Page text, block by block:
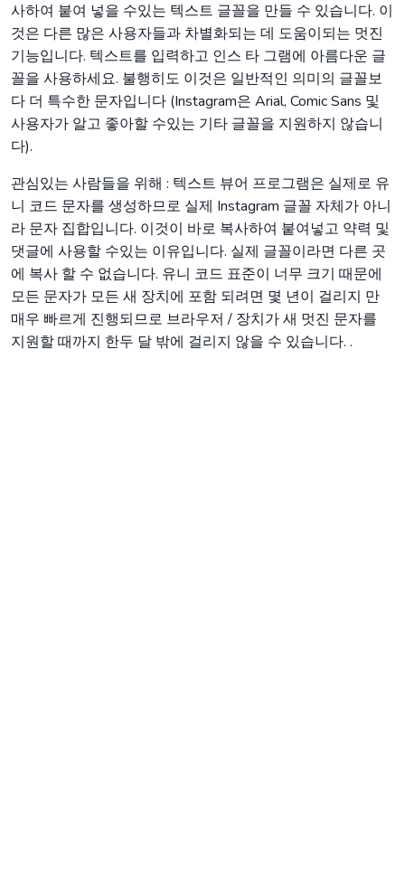
사하여 붙여 넣을 수있는 텍스트 글꼴을 만들 수 있습니다. 이
것은 다른 많은 사용자들과 차별화되는 데 도움이되는 멋진
기능입니다. 텍스트를 입력하고 인스 타 그램에 아름다운 글
꼴을 사용하세요. 불행히도 이것은 일반적인 의미의 글꼴보
다 더 특수한 문자입니다 (Instagram은 Arial, Comic Sans 및
사용자가 알고 좋아할 수있는 기타 글꼴을 지원하지 않습니
다).
관심있는 사람들을 위해 : 텍스트 뷰어 프로그램은 실제로 유
니 코드 문자를 생성하므로 실제 Instagram 글꼴 자체가 아니
라 문자 집합입니다. 이것이 바로 복사하여 붙여넣고 약력 및
댓글에 사용할 수있는 이유입니다. 실제 글꼴이라면 다른 곳
에 복사 할 수 없습니다. 유니 코드 표준이 너무 크기 때문에
모든 문자가 모든 새 장치에 포함 되려면 몇 년이 걸리지 만
매우 빠르게 진행되므로 브라우저 / 장치가 새 멋진 문자를
지원할 때까지 한두 달 밖에 걸리지 않을 수 있습니다. .